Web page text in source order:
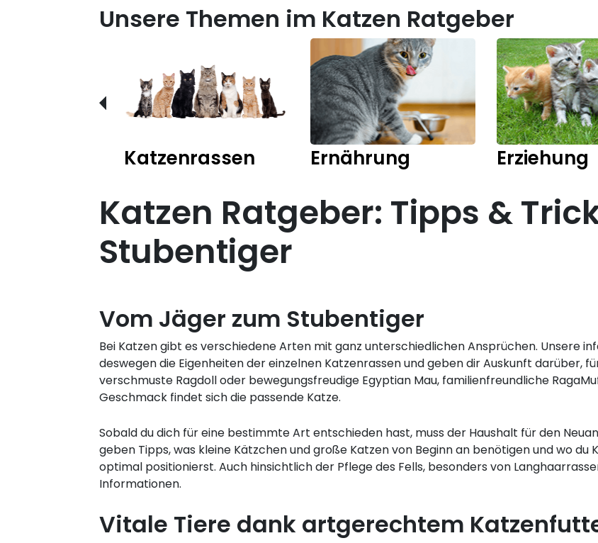
Unsere Themen im Katzen Ratgeber
Katzenrassen Ernährung Erziehung
Katzen Ratgeber: Tipps &
Stubentiger
Vom Jäger zum Stubentiger
Bei Katzen gibt es verschiedene Arten mit ganz unterschiedlichen Ansprüchen. Unsere
deswegen die Eigenheiten der einzelnen Katzenrassen und geben dir Auskunft darüber,
verschmuste Ragdoll oder bewegungsfreudige Egyptian Mau, familienfreundliche
Geschmack findet sich die passende Katze.
Sobald du dich für eine bestimmte Art entschieden hast, muss der Haushalt für den
geben Tipps, was kleine Kätzchen und große Katzen von Beginn an benötigen und wo
optimal positionierst. Auch hinsichtlich der Pflege des Fells, besonders von
Informationen.
Vitale Tiere dank artgerechtem